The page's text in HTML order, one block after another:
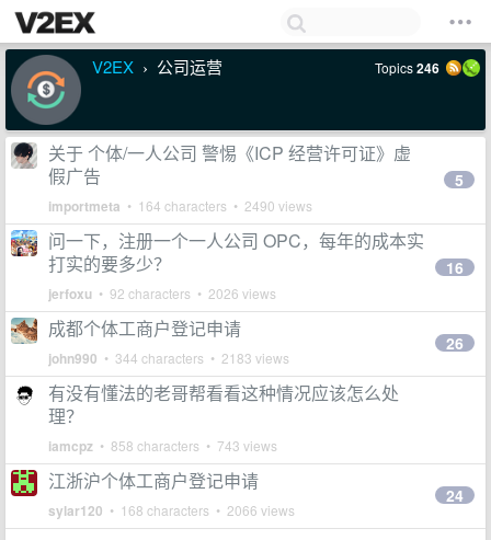
V2EX › 公司运营 Topics246
关于 个体/一人公司 警惕《ICP 经营许可证》虚
假广告
importmeta • 164 characters • 2490 views
5
问一下，注册一个一人公司 OPC，每年的成本实
打实的要多少？
jerfoxu • 92 characters • 2026 views
16
成都个体工商户登记申请
john990 • 344 characters • 2183 views
26
有没有懂法的老哥帮看看这种情况应该怎么处
理？
iamcpz • 858 characters • 743 views
江浙沪个体工商户登记申请
sylar120 • 168 characters • 2066 views
24